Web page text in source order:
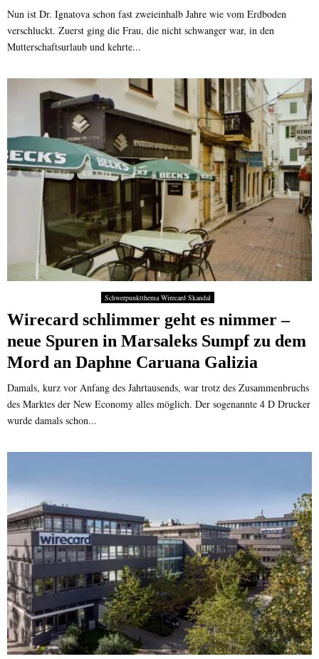
Nun ist Dr. Ignatova schon fast zweieinhalb Jahre wie vom Erdboden
verschluckt. Zuerst ging die Frau, die nicht schwanger war, in den
Mutterschaftsurlaub und kehrte...
Schwerpunktthema Wirecard Skandal
Wirecard schlimmer geht es nimmer –
neue Spuren in Marsaleks Sumpf zu dem
Mord an Daphne Caruana Galizia
Damals, kurz vor Anfang des Jahrtausends, war trotz des Zusammenbruchs
des Marktes der New Economy alles möglich. Der sogenannte 4 D Drucker
wurde damals schon...